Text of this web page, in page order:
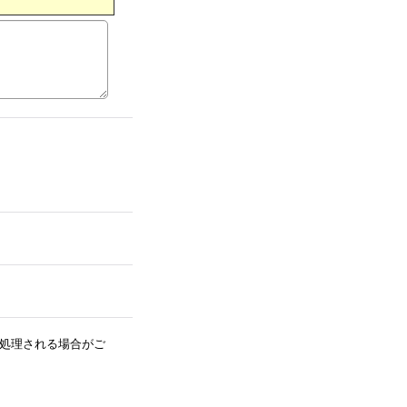
理される場合がご